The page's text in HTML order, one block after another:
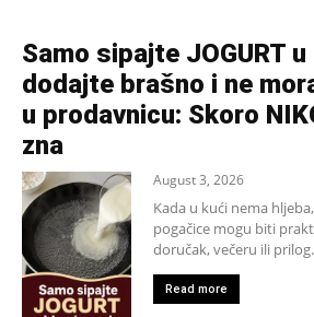
Samo sipajte JOGURT
dodajte brašno i ne
u prodavnicu: Skoro
zna
August 3, 2026
Kada u kući nema
pogačice mogu biti
doručak, večeru ili
Read more